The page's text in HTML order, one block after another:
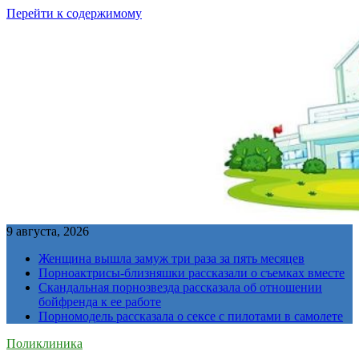
Перейти к содержимому
9 августа, 2026
Женщина вышла замуж три раза за пять месяцев
Порноактрисы-близняшки рассказали о съемках вместе
Скандальная порнозвезда рассказала об отношении
бойфренда к ее работе
Порномодель рассказала о сексе с пилотами в самолете
Поликлиника